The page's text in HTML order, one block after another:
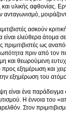
υλικής αφθονίας.
ανταγωνισμό,
ασκούν
ελεύθερα άτομα
πριμιτιβιστές ως
πριν από τον
και θεωρούμενη
προς εξημέρωση και
εξημέρωση του
είναι ένα
Η έννοια του
Στον